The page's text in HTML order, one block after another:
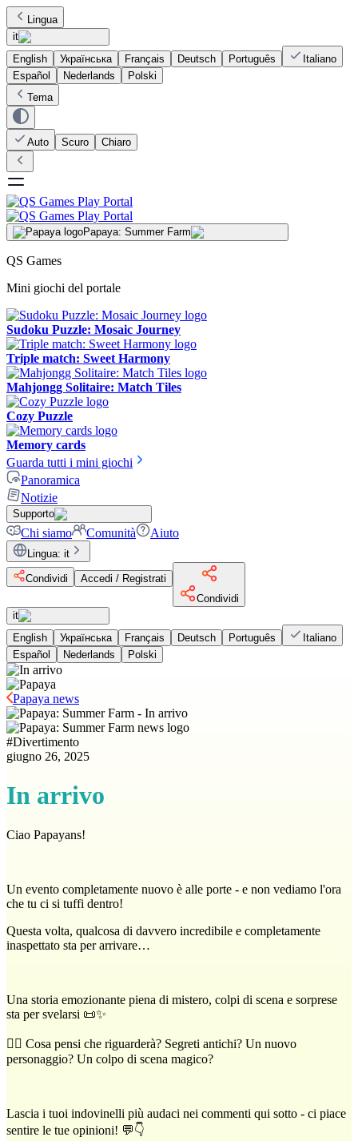
Lingua
it
English
Українська Français Deutsch Português
Italiano
Español
Nederlands
Polski
Tema
Auto Scuro Chiaro
Papaya: Summer Farm
QS Games
Mini giochi del portale
Sudoku Puzzle: Mosaic Journey
Triple match: Sweet Harmony
Mahjongg Solitaire: Match Tiles
Cozy Puzzle
Memory cards
Guarda tutti i mini giochi
Panoramica
Notizie
Supporto
Chi siamo Comunità Aiuto
Lingua: it
Condividi
Accedi / Registrati
Condividi
it
English
Українська Français Deutsch Português
Italiano
Español
Nederlands Polski
Papaya news
#Divertimento
giugno 26, 2025
In arrivo
Ciao Papayans!
Un evento completamente nuovo è alle porte - e non vediamo l'ora
che tu ci si tuffi dentro!
Questa volta, qualcosa di davvero incredibile e completamente
inaspettato sta per arrivare…
Una storia emozionante piena di mistero, colpi di scena e sorprese
sta per svelarsi 📜✨
🕵️‍♀️ Cosa pensi che riguarderà? Segreti antichi? Un nuovo
personaggio? Un colpo di scena magico?
Lascia i tuoi indovinelli più audaci nei commenti qui sotto - ci piace
sentire le tue opinioni! 💬👇